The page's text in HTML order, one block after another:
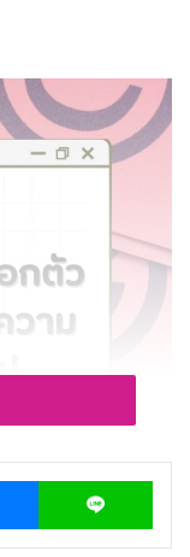
Messenger Line